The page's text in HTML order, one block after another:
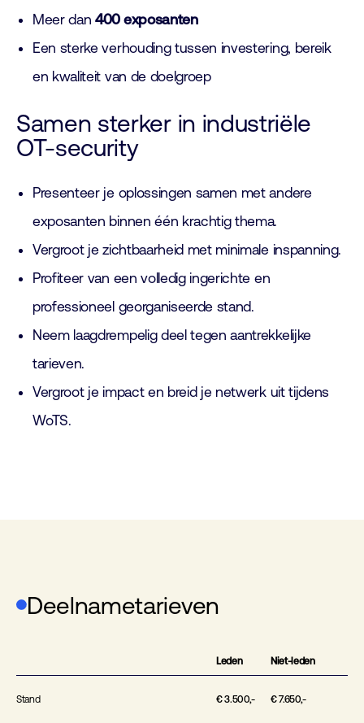
Meer dan400 exposanten
Een sterke verhouding tussen investering, bereik
en kwaliteit van de doelgroep
Samen sterker in industriële
OT-security
Presenteer je oplossingen samen met andere
exposanten binnen één krachtig thema.
Vergroot je zichtbaarheid met minimale inspanning.
Profiteer van een volledig ingerichte en
professioneel georganiseerde stand.
Neem laagdrempelig deel tegen aantrekkelijke
tarieven.
Vergroot je impact en breid je netwerk uit tijdens
WoTS.
Deelnametarieven
Leden Niet-leden
Stand € 3.500,- € 7.650,-